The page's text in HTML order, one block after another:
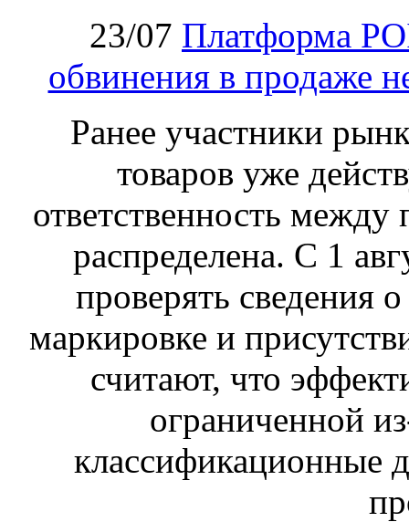
23/07 Платформа
обвинения в продаже
Ранее участники
товаров уже
ответственность
распределена. С 1
проверять сведения
маркировке и
считают, что
ограниченной
классификационные